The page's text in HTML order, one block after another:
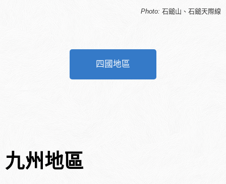
Photo: 石鎚山、石鎚天際線
四國地區
九州地區